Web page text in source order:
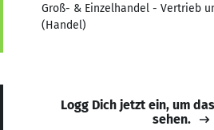
Groß- & Einzelhandel - Vertrieb
(Handel)
Logg Dich jetzt ein, um
sehen.